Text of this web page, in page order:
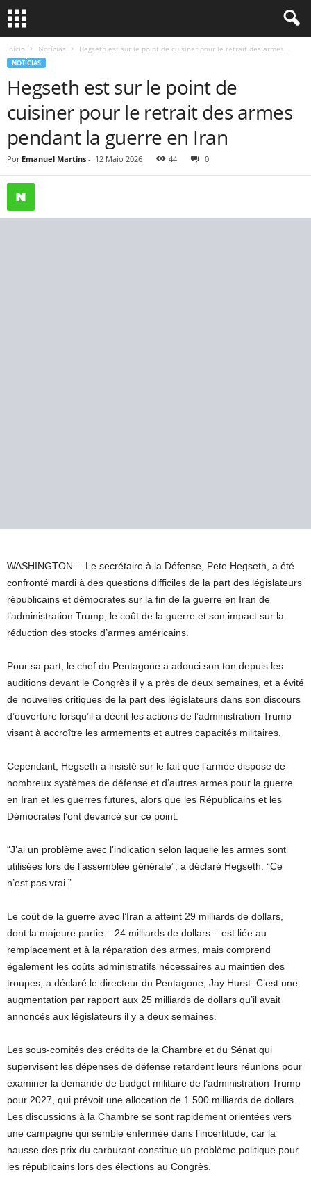
Início Notícias Hegseth est sur le point de cuisiner pour le retrait des armes...
NOTÍCIAS
Hegseth est sur le point de
cuisiner pour le retrait des armes
pendant la guerre en Iran
Por Emanuel Martins - 12 Maio 2026 44 0
WASHINGTON— Le secrétaire à la Défense, Pete Hegseth, a été
confronté mardi à des questions difficiles de la part des législateurs
républicains et démocrates sur la fin de la guerre en Iran de
l’administration Trump, le coût de la guerre et son impact sur la
réduction des stocks d’armes américains.
Pour sa part, le chef du Pentagone a adouci son ton depuis les
auditions devant le Congrès il y a près de deux semaines, et a évité
de nouvelles critiques de la part des législateurs dans son discours
d’ouverture lorsqu’il a décrit les actions de l’administration Trump
visant à accroître les armements et autres capacités militaires.
Cependant, Hegseth a insisté sur le fait que l’armée dispose de
nombreux systèmes de défense et d’autres armes pour la guerre
en Iran et les guerres futures, alors que les Républicains et les
Démocrates l’ont devancé sur ce point.
“J’ai un problème avec l’indication selon laquelle les armes sont
utilisées lors de l’assemblée générale”, a déclaré Hegseth. “Ce
n’est pas vrai.”
Le coût de la guerre avec l’Iran a atteint 29 milliards de dollars,
dont la majeure partie – 24 milliards de dollars – est liée au
remplacement et à la réparation des armes, mais comprend
également les coûts administratifs nécessaires au maintien des
troupes, a déclaré le directeur du Pentagone, Jay Hurst. C’est une
augmentation par rapport aux 25 milliards de dollars qu’il avait
annoncés aux législateurs il y a deux semaines.
Les sous-comités des crédits de la Chambre et du Sénat qui
supervisent les dépenses de défense retardent leurs réunions pour
examiner la demande de budget militaire de l’administration Trump
pour 2027, qui prévoit une allocation de 1 500 milliards de dollars.
Les discussions à la Chambre se sont rapidement orientées vers
une campagne qui semble enfermée dans l’incertitude, car la
hausse des prix du carburant constitue un problème politique pour
les républicains lors des élections au Congrès.